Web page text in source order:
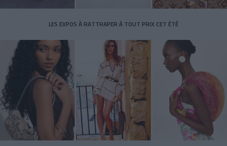
LES EXPOS À RATTRAPER À TOUT PRIX CET ÉTÉ